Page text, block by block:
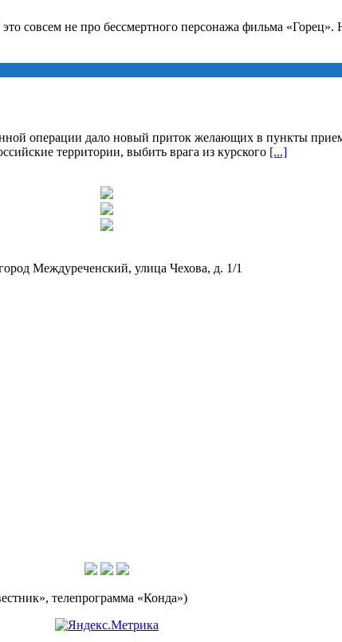
совсем не про бессмертного персонажа фильма
операции дало новый приток желающих в пункты
территории, выбить врага из курского [...]
Междуреченский, улица Чехова, д. 1/1
телепрограмма «Конда»)